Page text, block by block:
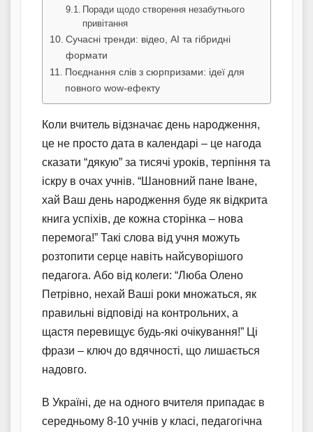
Поради щодо створення незабутнього
привітання
Сучасні тренди: відео, AI та гібридні
формати
Поєднання слів з сюрпризами: ідеї для
повного wow-ефекту
Коли вчитель відзначає день народження,
це не просто дата в календарі – це нагода
сказати “дякую” за тисячі уроків, терпіння та
іскру в очах учнів. “Шановний пане Іване,
хай Ваш день народження буде як відкрита
книга успіхів, де кожна сторінка – нова
перемога!” Такі слова від учня можуть
розтопити серце навіть найсуворішого
педагога. Або від колеги: “Люба Олено
Петрівно, нехай Ваші роки множаться, як
правильні відповіді на контрольних, а
щастя перевищує будь-які очікування!” Ці
фрази – ключ до вдячності, що лишається
надовго.
В Україні, де на одного вчителя припадає в
середньому 8-10 учнів у класі, педагогічна